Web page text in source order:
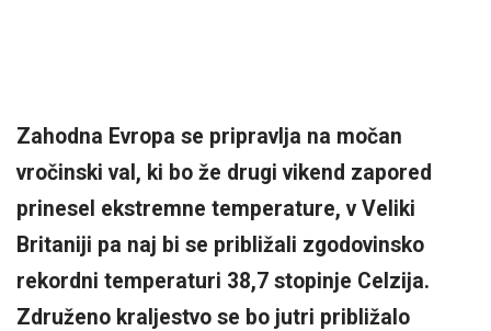
Zahodna Evropa se pripravlja na močan
vročinski val, ki bo že drugi vikend zapored
prinesel ekstremne temperature, v Veliki
Britaniji pa naj bi se približali zgodovinsko
rekordni temperaturi 38,7 stopinje Celzija.
Združeno kraljestvo se bo jutri približalo